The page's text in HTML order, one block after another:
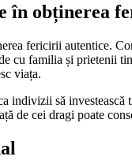
în obținerea
fericirii autentice.
cu familia și
viața.
indivizii să
de cei dragi poate